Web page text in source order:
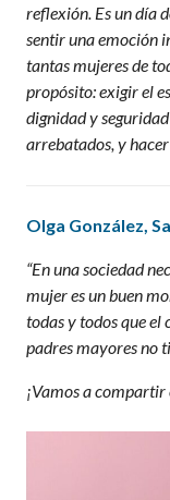
reflexión. Es un día
sentir una emoción
tantas mujeres de
propósito: exigir el
dignidad y
arrebatados, y
Olga González
“En una sociedad
mujer es un buen
todas y todos que el
padres mayores no
¡Vamos a compartir